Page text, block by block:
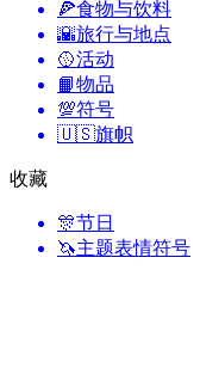
🍕食物与饮料
🌇旅行与地点
🥎活动
📙物品
💯符号
🇺🇸旗帜
收藏
🎊节日
🦄主题表情符号